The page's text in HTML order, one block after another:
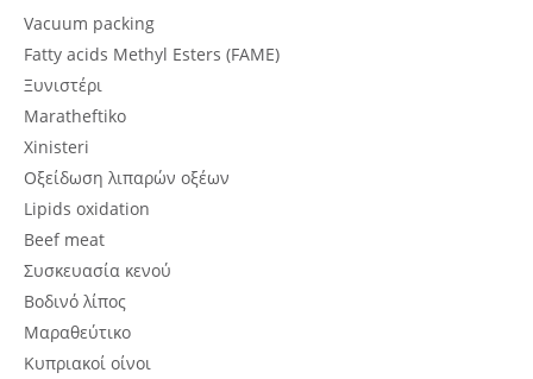
Vacuum packing
Fatty acids Methyl Esters (FAME)
Ξυνιστέρι
Maratheftiko
Xinisteri
Οξείδωση λιπαρών οξέων
Lipids oxidation
Beef meat
Συσκευασία κενού
Βοδινό λίπος
Μαραθεύτικο
Κυπριακοί οίνοι